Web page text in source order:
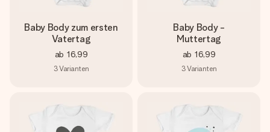
Baby Body zum ersten
Vatertag
ab 16,99
3Varianten
Baby Body -
Muttertag
ab 16,99
3Varianten